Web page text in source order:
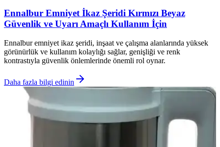
Ennalbur Emniyet İkaz Şeridi Kırmızı Beyaz
Güvenlik ve Uyarı Amaçlı Kullanım İçin
Ennalbur emniyet ikaz şeridi, inşaat ve çalışma alanlarında yüksek
görünürlük ve kullanım kolaylığı sağlar, genişliği ve renk
kontrastıyla güvenlik önlemlerinde önemli rol oynar.
Daha fazla bilgi edinin